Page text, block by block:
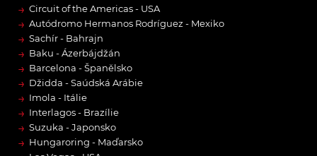
→ Circuit of the Americas - USA
→ Autódromo Hermanos Rodríguez - Mexiko
→ Sachír - Bahrajn
→ Baku - Ázerbájdžán
→ Barcelona - Španělsko
→ Džidda - Saúdská Arábie
→ Imola - Itálie
→ Interlagos - Brazílie
→ Suzuka - Japonsko
→ Hungaroring - Maďarsko